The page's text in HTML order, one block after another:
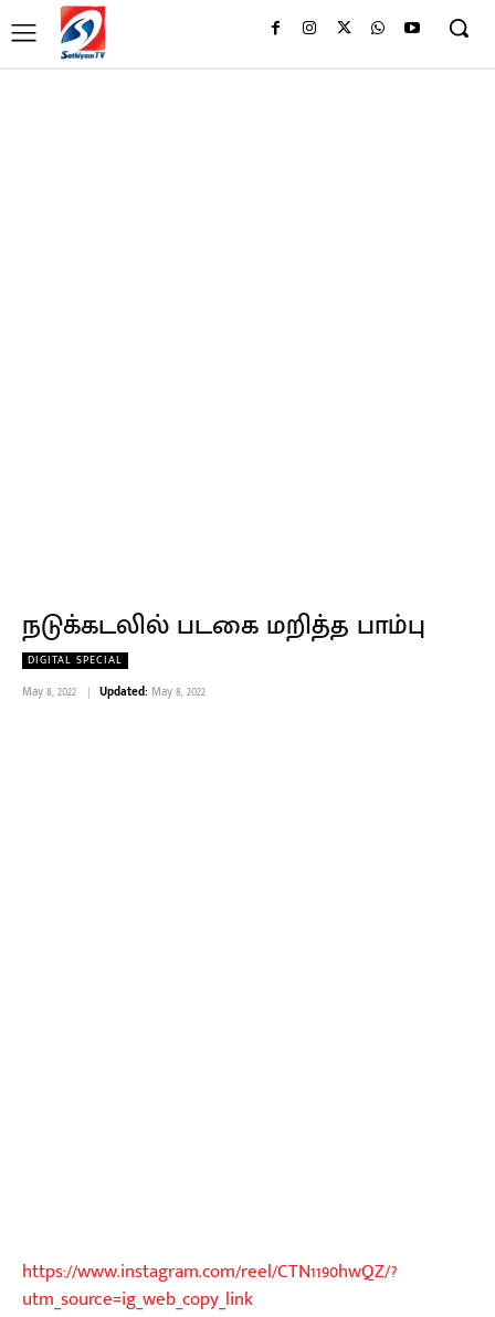
நடுக்கடலில் படகை மறித்த பாம்பு
DIGITAL SPECIAL
May 8, 2022 Updated: May 8, 2022
https://www.instagram.com/reel/CTN1190hwQZ/?
utm_source=ig_web_copy_link